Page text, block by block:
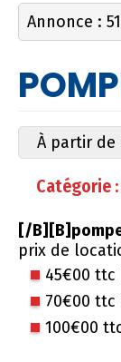
Annonce :
À partir de
Catégorie
[/
prix de
45€00 ttc
70€00
100€00